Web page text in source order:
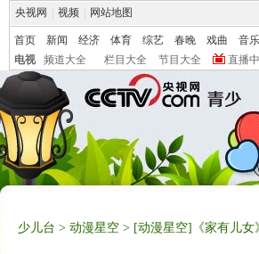
央视网 视频 网站地图
首页 新闻 经济 体育 综艺 春晚 戏曲 音乐
电视
频道大全 栏目大全 节目大全 直播
少儿台 > 动漫星空 > [动漫星空]《家有儿女